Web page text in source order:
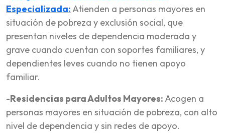
Especializada:Atienden a personas mayores en
situación de pobreza y exclusión social, que
presentan niveles de dependencia moderada y
grave cuando cuentan con soportes familiares, y
dependientes leves cuando no tienen apoyo
familiar.
-Residencias para Adultos Mayores:Acogen a
personas mayores en situación de pobreza, con alto
nivel de dependencia y sin redes de apoyo.